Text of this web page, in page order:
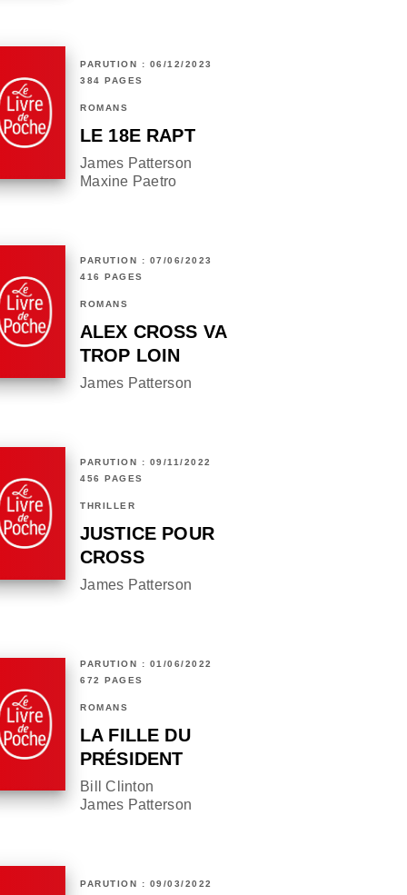
PARUTION : 06/12/2023
384 PAGES
ROMANS
LE 18E RAPT
James Patterson
Maxine Paetro
PARUTION : 07/06/2023
416 PAGES
ROMANS
ALEX CROSS VA
TROP LOIN
James Patterson
PARUTION : 09/11/2022
456 PAGES
THRILLER
JUSTICE POUR
CROSS
James Patterson
PARUTION : 01/06/2022
672 PAGES
ROMANS
LA FILLE DU
PRÉSIDENT
Bill Clinton
James Patterson
PARUTION : 09/03/2022